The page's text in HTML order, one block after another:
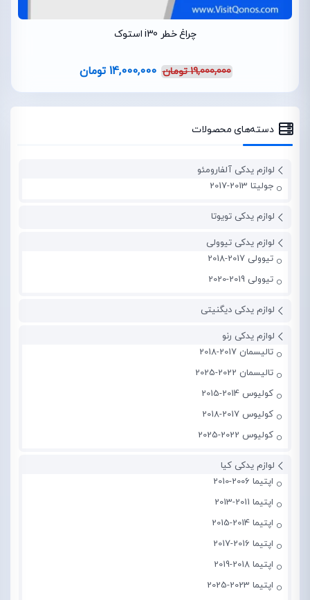
چراغ خطر i30 استوک
19,000,000 تومان 14,000,000 تومان
دسته‌های محصولات
لوازم یدکی آلفارومئو
جولیتا 2013-2017
لوازم یدکی تویوتا
لوازم یدکی تیوولی
تیوولی 2017-2018
تیوولی 2019-2020
لوازم یدکی دیگنیتی
لوازم یدکی رنو
تالیسمان 2017-2018
تالیسمان 2022-2025
کولیوس 2014-2015
کولیوس 2017-2018
کولیوس 2022-2025
لوازم یدکی کیا
اپتیما 2006-2010
اپتیما 2011-2013
اپتیما 2014-2015
اپتیما 2016-2017
اپتیما 2018-2019
اپتیما 2023-2025